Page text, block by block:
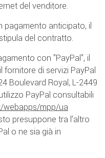
del venditore.
pagamento anticipato, il
del contratto.
con "PayPal", il
di servizi PayPal
Boulevard Royal, L-2449
PayPal consultabili
/webapps/mpp/ua
presuppone tra l’altro
o ne sia già in